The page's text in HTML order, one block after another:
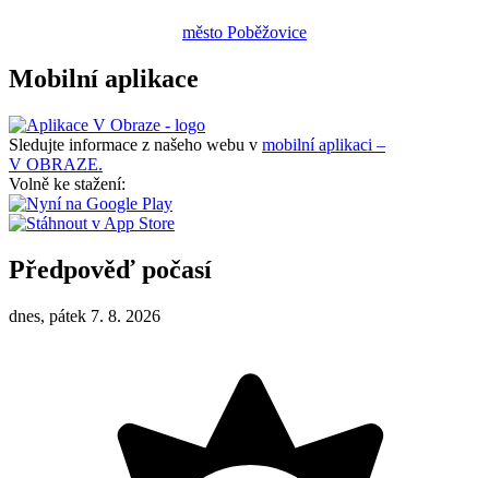
město Poběžovice
Mobilní aplikace
Sledujte informace z našeho webu v mobilní aplikaci –
V OBRAZE.
Volně ke stažení:
Předpověď počasí
dnes, pátek 7. 8. 2026